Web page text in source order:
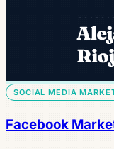
SOCIAL MEDIA
Facebook